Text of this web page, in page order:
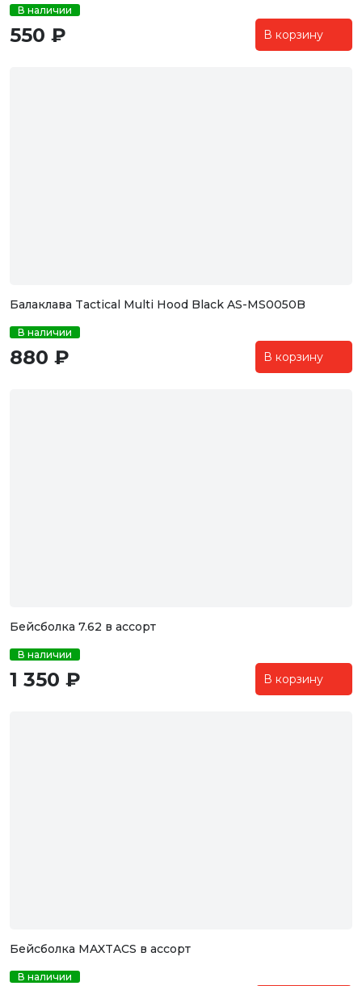
В наличии
550 ₽ В корзину
Балаклава Tactical Multi Hood Black AS-MS0050B
В наличии
880 ₽ В корзину
Бейсболка 7.62 в ассорт
В наличии
1 350 ₽ В корзину
Бейсболка MAXTACS в ассорт
В наличии